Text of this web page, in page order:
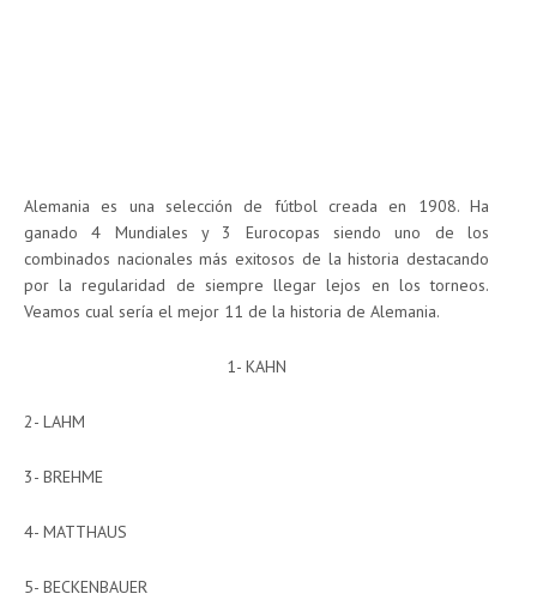
Alemania es una selección de fútbol creada en 1908. Ha
ganado 4 Mundiales y 3 Eurocopas siendo uno de los
combinados nacionales más exitosos de la historia destacando
por la regularidad de siempre llegar lejos en los torneos.
Veamos cual sería el mejor 11 de la historia de Alemania.
1- KAHN
2- LAHM
3- BREHME
4- MATTHAUS
5- BECKENBAUER